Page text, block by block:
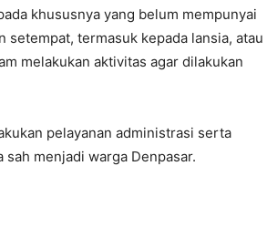
khususnya yang belum mempunyai
termasuk kepada lansia, atau
melakukan aktivitas agar dilakukan
pelayanan administrasi serta
menjadi warga Denpasar.